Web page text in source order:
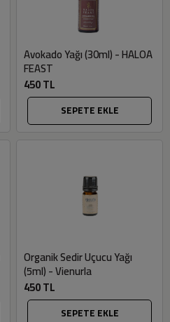
Avokado Yağı (30ml) - HALOA
FEAST
450 TL
SEPETE EKLE
Organik Sedir Uçucu Yağı
(5ml) - Vienurla
450 TL
SEPETE EKLE